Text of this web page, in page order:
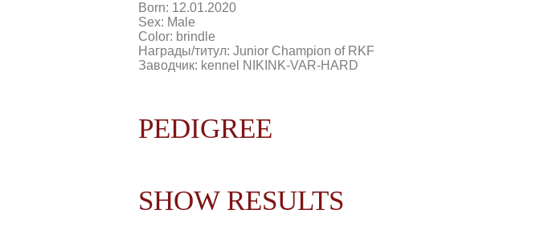
Born: 12.01.2020
Sex: Male
Color: brindle
Награды/титул: Junior Champion of RKF
Заводчик: kennel NIKINK-VAR-HARD
PEDIGREE
SHOW RESULTS